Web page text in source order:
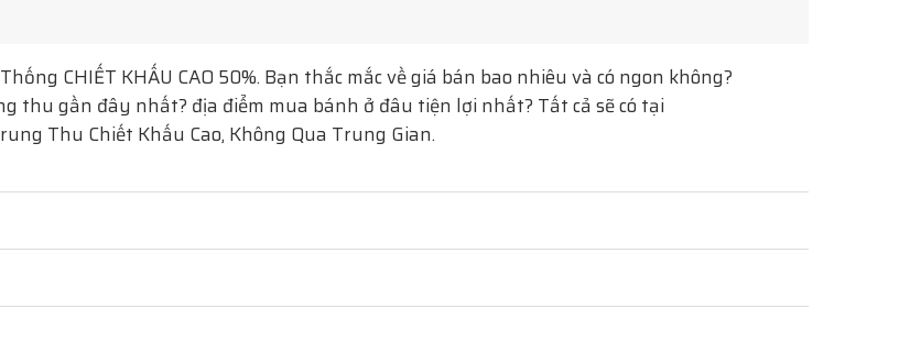
CHIẾT KHẤU CAO 50%. Bạn thắc mắc về giá bán bao nhiêu và có ngon không?
thu gần đây nhất? địa điểm mua bánh ở đâu tiện lợi nhất? Tất cả sẽ có tại
Thu Chiết Khấu Cao, Không Qua Trung Gian.